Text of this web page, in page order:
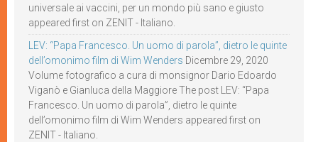
universale ai vaccini, per un mondo più sano e giusto
appeared first on ZENIT - Italiano.
LEV: “Papa Francesco. Un uomo di parola”, dietro le quinte
dell’omonimo film di Wim Wenders Dicembre 29, 2020
Volume fotografico a cura di monsignor Dario Edoardo
Viganò e Gianluca della Maggiore The post LEV: “Papa
Francesco. Un uomo di parola”, dietro le quinte
dell’omonimo film di Wim Wenders appeared first on
ZENIT - Italiano.